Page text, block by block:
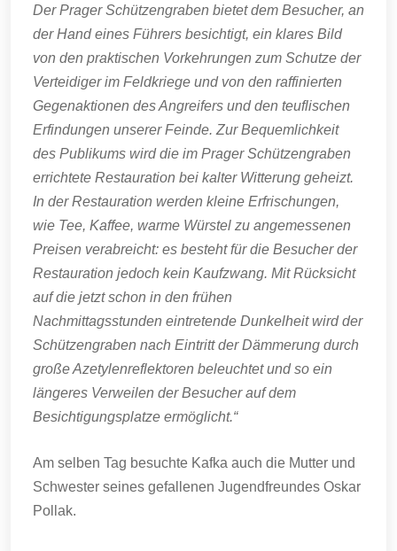
Der Prager Schützengraben bietet dem Besucher, an
der Hand eines Führers besichtigt, ein klares Bild
von den praktischen Vorkehrungen zum Schutze der
Verteidiger im Feldkriege und von den raffinierten
Gegenaktionen des Angreifers und den teuflischen
Erfindungen unserer Feinde. Zur Bequemlichkeit
des Publikums wird die im Prager Schützengraben
errichtete Restauration bei kalter Witterung geheizt.
In der Restauration werden kleine Erfrischungen,
wie Tee, Kaffee, warme Würstel zu angemessenen
Preisen verabreicht: es besteht für die Besucher der
Restauration jedoch kein Kaufzwang. Mit Rücksicht
auf die jetzt schon in den frühen
Nachmittagsstunden eintretende Dunkelheit wird der
Schützengraben nach Eintritt der Dämmerung durch
große Azetylenreflektoren beleuchtet und so ein
längeres Verweilen der Besucher auf dem
Besichtigungsplatze ermöglicht.“
Am selben Tag besuchte Kafka auch die Mutter und
Schwester seines gefallenen Jugendfreundes Oskar
Pollak.